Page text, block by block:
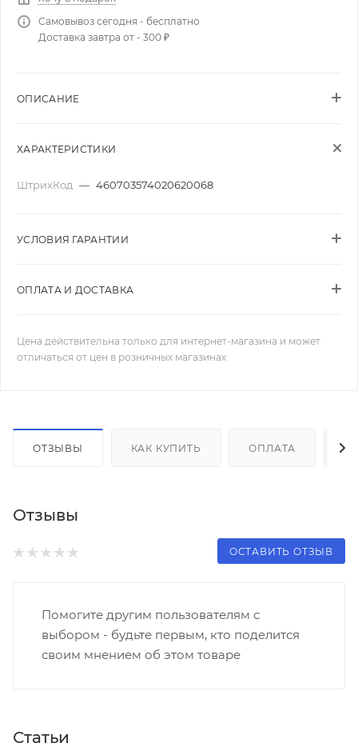
Самовывоз сегодня - бесплатно
Доставка завтра от - 300 ₽
ОПИСАНИЕ
ХАРАКТЕРИСТИКИ
ШтрихКод — 460703574020620068
УСЛОВИЯ ГАРАНТИИ
ОПЛАТА И ДОСТАВКА
Цена действительна только для интернет-магазина и может
отличаться от цен в розничных магазинах
ОТЗЫВЫ КАК КУПИТЬ ОПЛАТА
Отзывы
ОСТАВИТЬ ОТЗЫВ
Помогите другим пользователям с
выбором - будьте первым, кто поделится
своим мнением об этом товаре
Статьи